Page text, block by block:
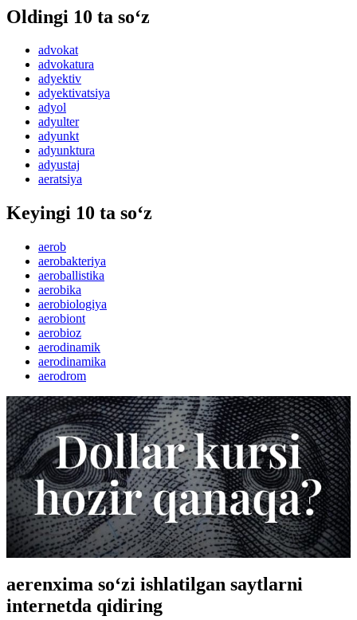
Oldingi 10 ta so‘z
advokat
advokatura
adyektiv
adyektivatsiya
adyol
adyulter
adyunkt
adyunktura
adyustaj
aeratsiya
Keyingi 10 ta so‘z
aerob
aerobakteriya
aeroballistika
aerobika
aerobiologiya
aerobiont
aerobioz
aerodinamik
aerodinamika
aerodrom
aerenxima so‘zi ishlatilgan saytlarni
internetda qidiring